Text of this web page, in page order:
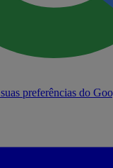
preferências do